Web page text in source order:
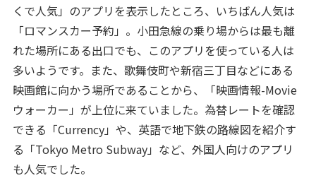
くで人気」のアプリを表示したところ、いちばん人気は
「ロマンスカー予約」。小田急線の乗り場からは最も離
れた場所にある出口でも、このアプリを使っている人は
多いようです。また、歌舞伎町や新宿三丁目などにある
映画館に向かう場所であることから、「映画情報-Movie
ウォーカー」が上位に来ていました。為替レートを確認
できる「Currency」や、英語で地下鉄の路線図を紹介す
る「Tokyo Metro Subway」など、外国人向けのアプリ
も人気でした。